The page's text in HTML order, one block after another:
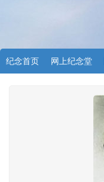
纪念首页 网上纪念堂